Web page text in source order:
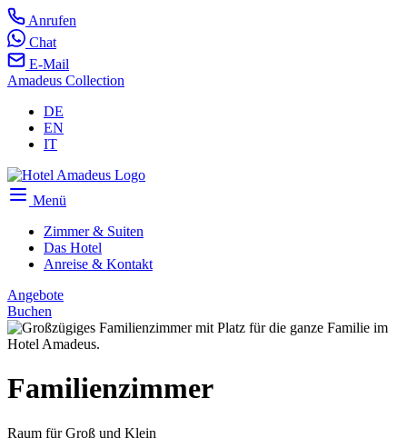
Anrufen
Chat
E-Mail
Amadeus Collection
DE
EN
IT
Menü
Zimmer & Suiten
Das Hotel
Anreise & Kontakt
Angebote
Buchen
Familienzimmer
Raum für Groß und Klein